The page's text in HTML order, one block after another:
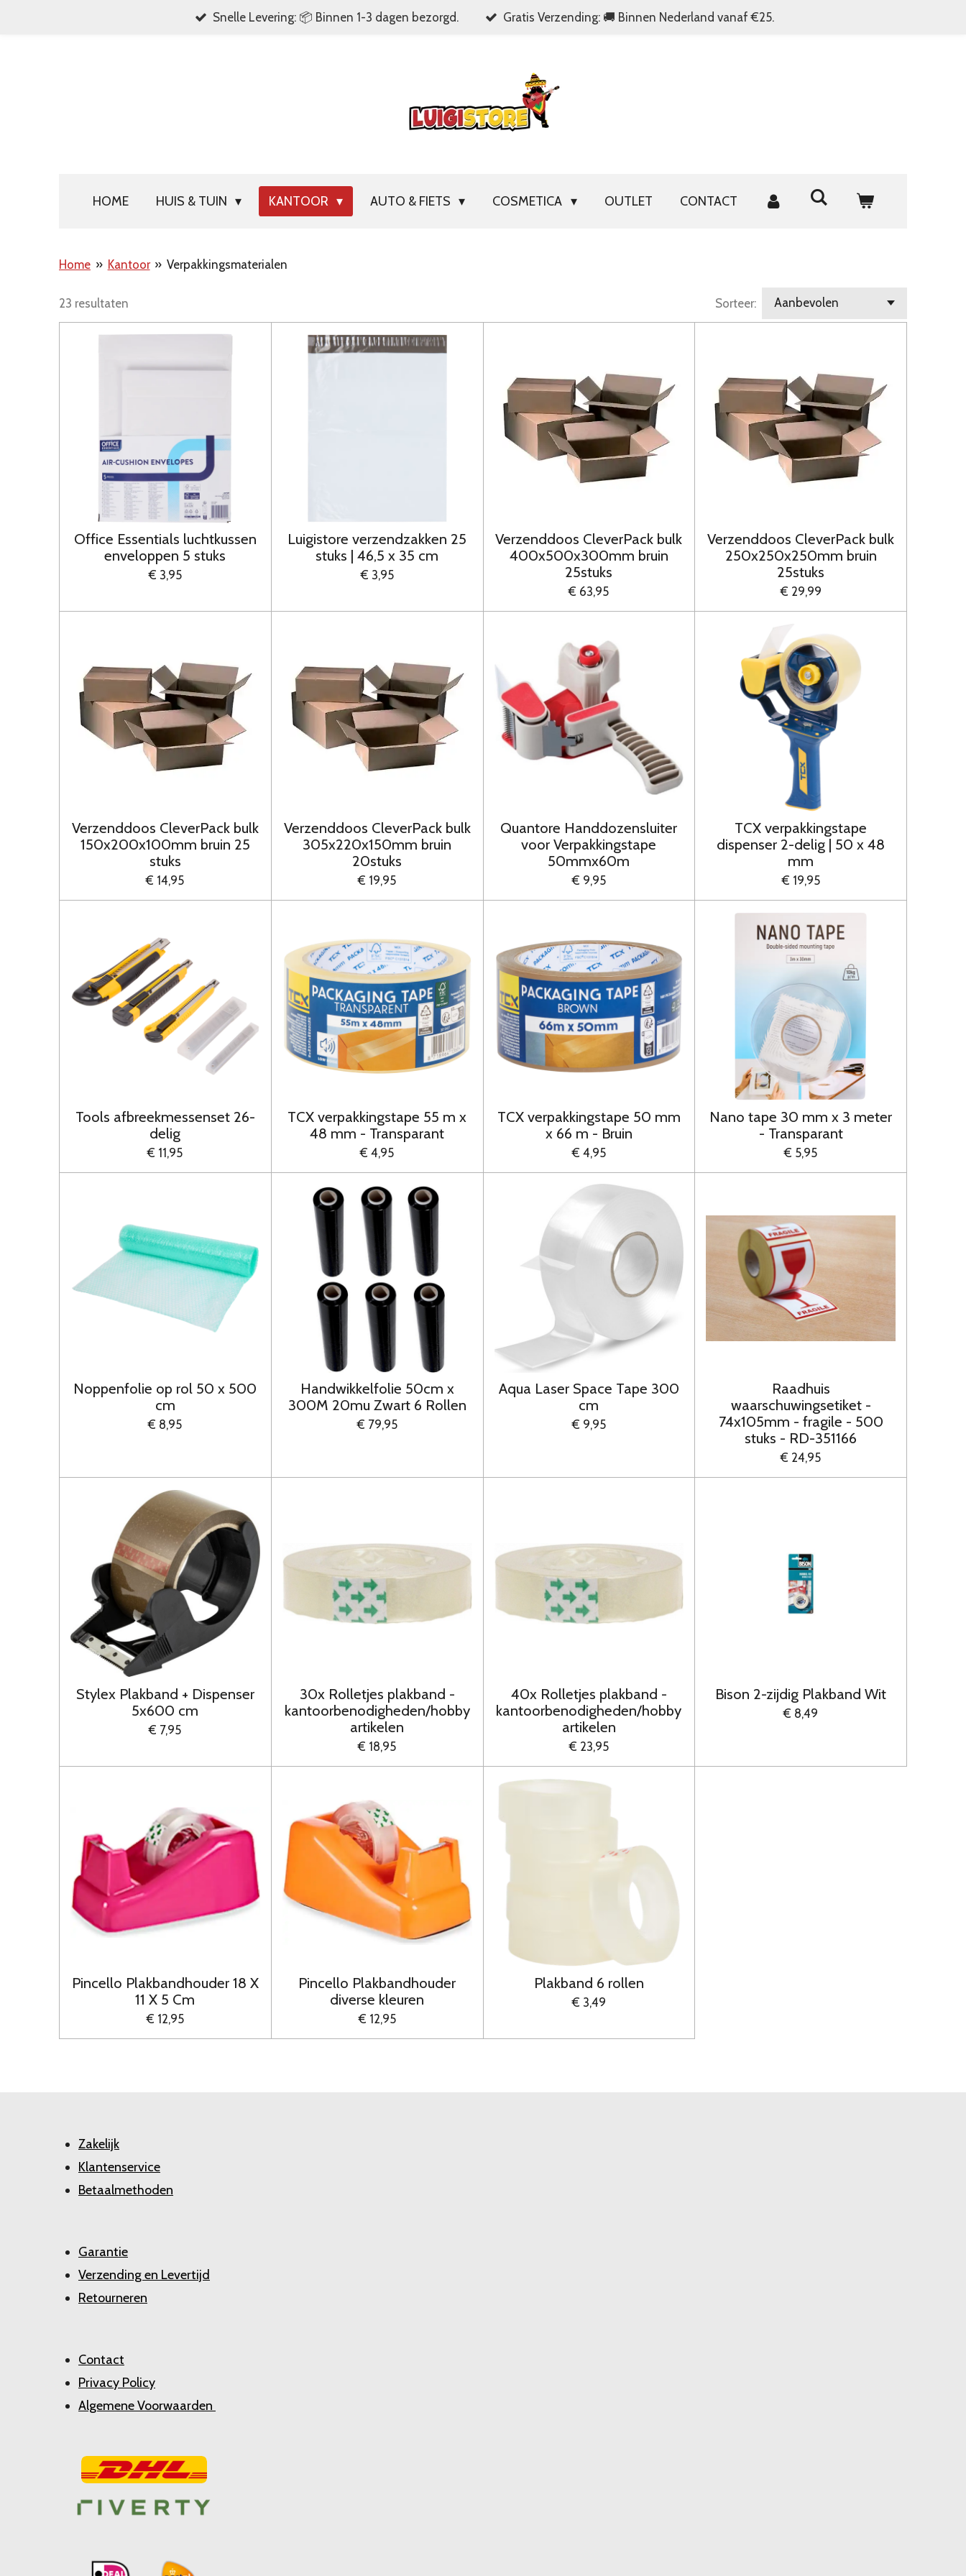
Snelle Levering: 📦 Binnen 1-3 dagen bezorgd. Gratis Verzending: 🚚 Binnen Nederland vanaf €25.
HOME HUIS & TUIN KANTOOR AUTO & FIETS COSMETICA OUTLET CONTACT
Home » Kantoor » Verpakkingsmaterialen
23 resultaten Sorteer:
Office Essentials luchtkussen
enveloppen 5 stuks
€ 3,95
Luigistore verzendzakken 25
stuks | 46,5 x 35 cm
€ 3,95
Verzenddoos CleverPack bulk
400x500x300mm bruin
25stuks
€ 63,95
Verzenddoos CleverPack bulk
250x250x250mm bruin
25stuks
€ 29,99
Verzenddoos CleverPack bulk
150x200x100mm bruin 25
stuks
€ 14,95
Verzenddoos CleverPack bulk
305x220x150mm bruin
20stuks
€ 19,95
Quantore Handdozensluiter
voor Verpakkingstape
50mmx60m
€ 9,95
TCX verpakkingstape
dispenser 2-delig | 50 x 48
mm
€ 19,95
Tools afbreekmessenset 26-
delig
€ 11,95
TCX verpakkingstape 55 m x
48 mm - Transparant
€ 4,95
TCX verpakkingstape 50 mm
x 66 m - Bruin
€ 4,95
Nano tape 30 mm x 3 meter
- Transparant
€ 5,95
Noppenfolie op rol 50 x 500
cm
€ 8,95
Handwikkelfolie 50cm x
300M 20mu Zwart 6 Rollen
€ 79,95
Aqua Laser Space Tape 300
cm
€ 9,95
Raadhuis
waarschuwingsetiket -
74x105mm - fragile - 500
stuks - RD-351166
€ 24,95
Stylex Plakband + Dispenser
5x600 cm
€ 7,95
30x Rolletjes plakband -
kantoorbenodigheden/hobby
artikelen
€ 18,95
40x Rolletjes plakband -
kantoorbenodigheden/hobby
artikelen
€ 23,95
Bison 2-zijdig Plakband Wit
€ 8,49
Pincello Plakbandhouder 18 X
11 X 5 Cm
€ 12,95
Pincello Plakbandhouder
diverse kleuren
€ 12,95
Plakband 6 rollen
€ 3,49
Zakelijk
Klantenservice
Betaalmethoden
Garantie
Verzending en Levertijd
Retourneren
Contact
Privacy Policy
Algemene Voorwaarden